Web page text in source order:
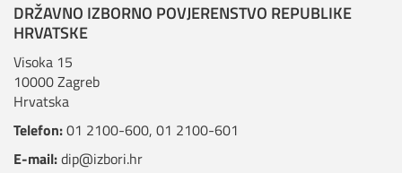
DRŽAVNO IZBORNO POVJERENSTVO REPUBLIKE
HRVATSKE
Visoka 15
10000 Zagreb
Hrvatska
Telefon:01 2100-600, 01 2100-601
E-mail:dip@izbori.hr